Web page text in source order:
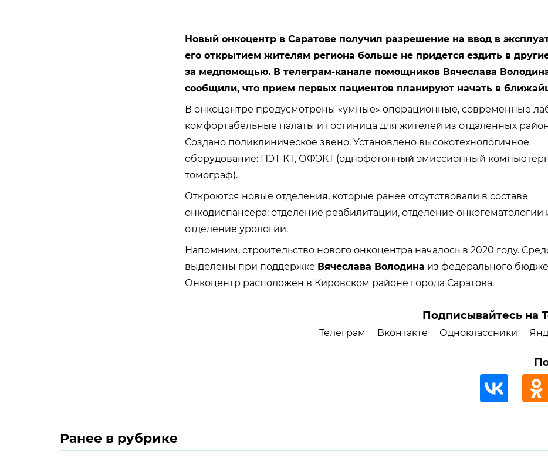
Новый онкоцентр в Саратове получил разрешение на ввод в
его открытием жителям региона больше не придется ездить в
за медпомощью. В телеграм-канале помощников Вячеслава
сообщили, что прием первых пациентов планируют начать в
В онкоцентре предусмотрены «умные» операционные, современные
комфортабельные палаты и гостиница для жителей из отдаленных
Создано поликлиническое звено. Установлено высокотехнологичное
оборудование: ПЭТ-КТ, ОФЭКТ (однофотонный эмиссионный
томограф).
Откроются новые отделения, которые ранее отсутствовали в составе
онкодиспансера: отделение реабилитации, отделение онкогематологии
отделение урологии.
Напомним, строительство нового онкоцентра началось в 2020 году.
выделены при поддержке Вячеслава Володина из федерального
Онкоцентр расположен в Кировском районе города Саратова.
Подписывайтесь на
Телеграм Вконтакте Одноклассники
Ранее в рубрике